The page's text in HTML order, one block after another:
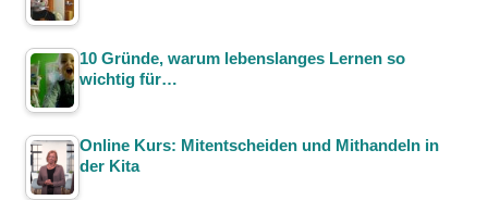
10 Gründe, warum lebenslanges Lernen so
wichtig für…
Online Kurs: Mitentscheiden und Mithandeln in
der Kita